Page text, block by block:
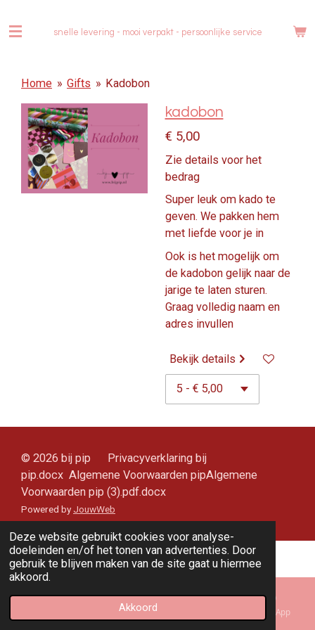
Deze website gebruikt cookies voor analyse-
doeleinden en/of het tonen van advertenties. Door
gebruik te blijven maken van de site gaat u hiermee
akkoord.
Akkoord
direct
hoofdinhoud
snelle levering - mooi verpakt - persoonlijke service
Home » Gifts » Kadobon
kadobon
€ 5,00
Zie details voor het
bedrag
Super leuk om kado te
geven. We pakken hem
met liefde voor je in
Ook is het mogelijk om
de kadobon gelijk naar de
jarige te laten sturen.
Graag volledig naam en
adres invullen
Bekijk details
© 2026 bij pip Privacyverklaring bij
pip.docx Algemene Voorwaarden pipAlgemene
Voorwaarden pip (3).pdf.docx
Powered by JouwWeb
Kaart WhatsApp